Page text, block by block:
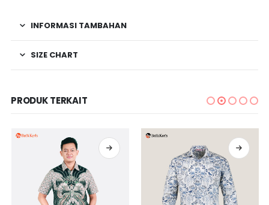
INFORMASI TAMBAHAN
SIZE CHART
PRODUK TERKAIT